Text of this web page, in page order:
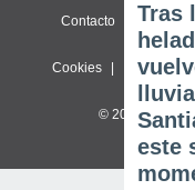
Contacto Sobre
Cookies Política
© 2026
Tras
este